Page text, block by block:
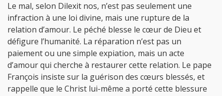
Le mal, selon Dilexit nos, n’est pas seulement une
infraction à une loi divine, mais une rupture de la
relation d’amour. Le péché blesse le cœur de Dieu et
défigure l’humanité. La réparation n’est pas un
paiement ou une simple expiation, mais un acte
d’amour qui cherche à restaurer cette relation. Le pape
François insiste sur la guérison des cœurs blessés, et
rappelle que le Christ lui-même a porté cette blessure